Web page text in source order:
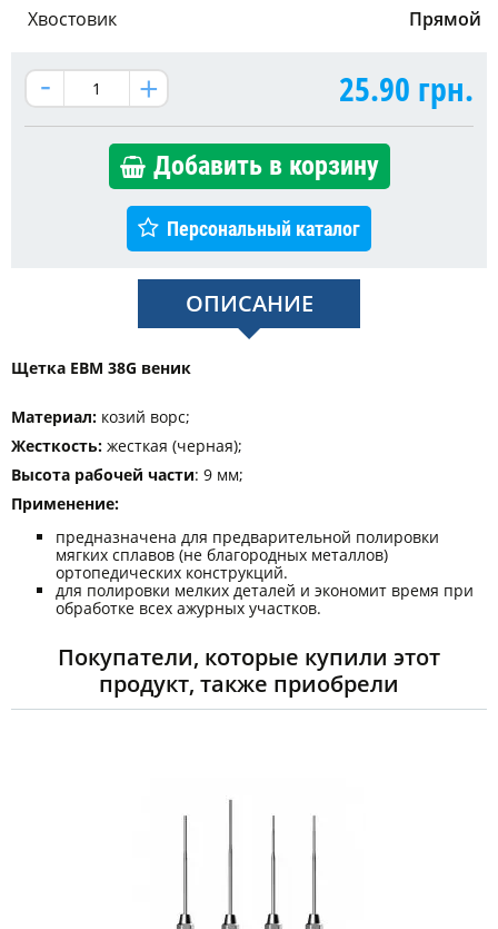
Хвостовик
Прямой
25.90 грн.
Добавить в корзину
Персональный каталог
ОПИСАНИЕ
Щетка EBM 38G веник
Материал: козий ворс;
Жесткость: жесткая (черная);
Высота рабочей части: 9 мм;
Применение:
предназначена для предварительной полировки
мягких сплавов (не благородных металлов)
ортопедических конструкций.
для полировки мелких деталей и экономит время при
обработке всех ажурных участков.
Покупатели, которые купили этот
продукт, также приобрели